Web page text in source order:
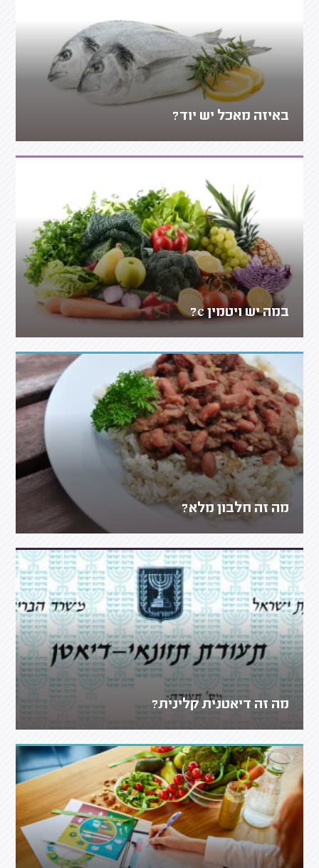
באיזה מאכל יש יוד?
במה יש ויטמין c?
מה זה חלבון מלא?
מה זה דיאטנית קלינית?